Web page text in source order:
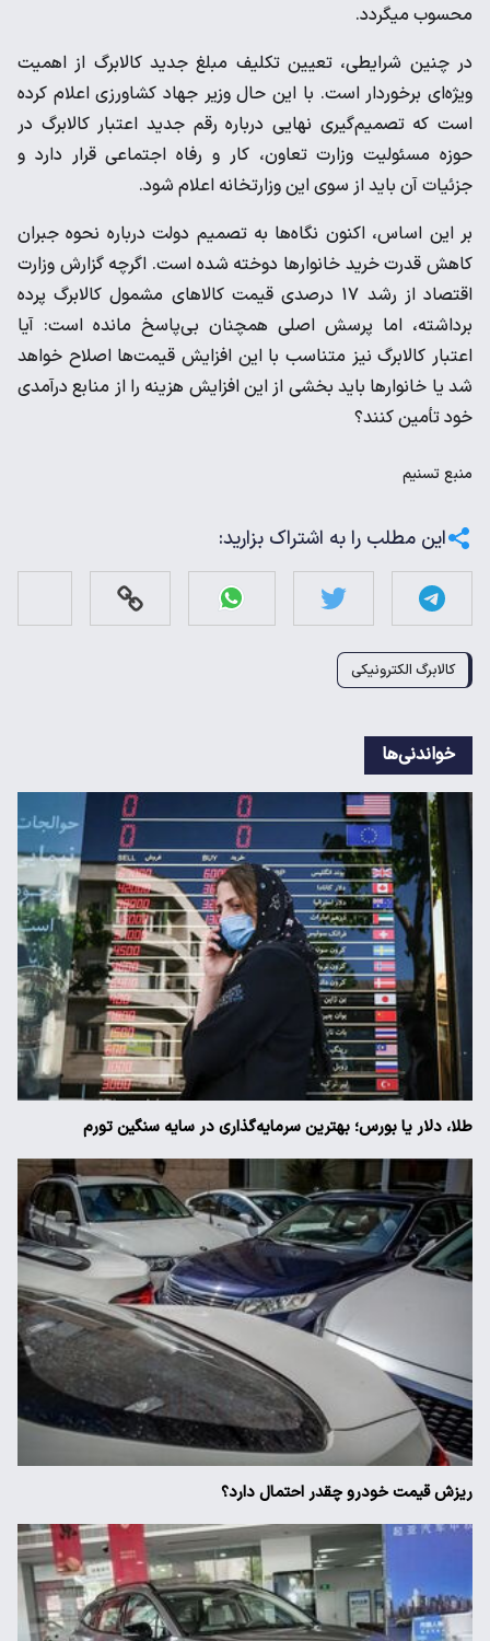
محسوب میگردد.
در چنین شرایطی، تعیین تکلیف مبلغ جدید کالابرگ از اهمیت
ویژه‌ای برخوردار است. با این حال وزیر جهاد کشاورزی اعلام کرده
است که تصمیم‌گیری نهایی درباره رقم جدید اعتبار کالابرگ در
حوزه مسئولیت وزارت تعاون، کار و رفاه اجتماعی قرار دارد و
جزئیات آن باید از سوی این وزارتخانه اعلام شود.
بر این اساس، اکنون نگاه‌ها به تصمیم دولت درباره نحوه جبران
کاهش قدرت خرید خانوارها دوخته شده است. اگرچه گزارش وزارت
اقتصاد از رشد ۱۷ درصدی قیمت کالاهای مشمول کالابرگ پرده
برداشته، اما پرسش اصلی همچنان بی‌پاسخ مانده است: آیا
اعتبار کالابرگ نیز متناسب با این افزایش قیمت‌ها اصلاح خواهد
شد یا خانوارها باید بخشی از این افزایش هزینه را از منابع درآمدی
خود تأمین کنند؟
منبعتسنیم
این مطلب را به اشتراک بزارید:
کالابرگ الکترونیکی
خواندنی‌ها
طلا، دلار یا بورس؛ بهترین سرمایه‌گذاری در سایه سنگین تورم
ریزش قیمت خودرو چقدر احتمال دارد؟